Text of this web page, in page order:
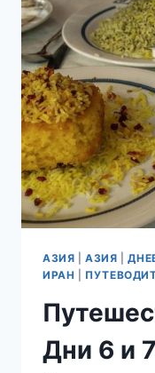
ЙЕЗД
–
И
АЗИЯ |АЗИЯ |
ИРАН
Дни 6 и